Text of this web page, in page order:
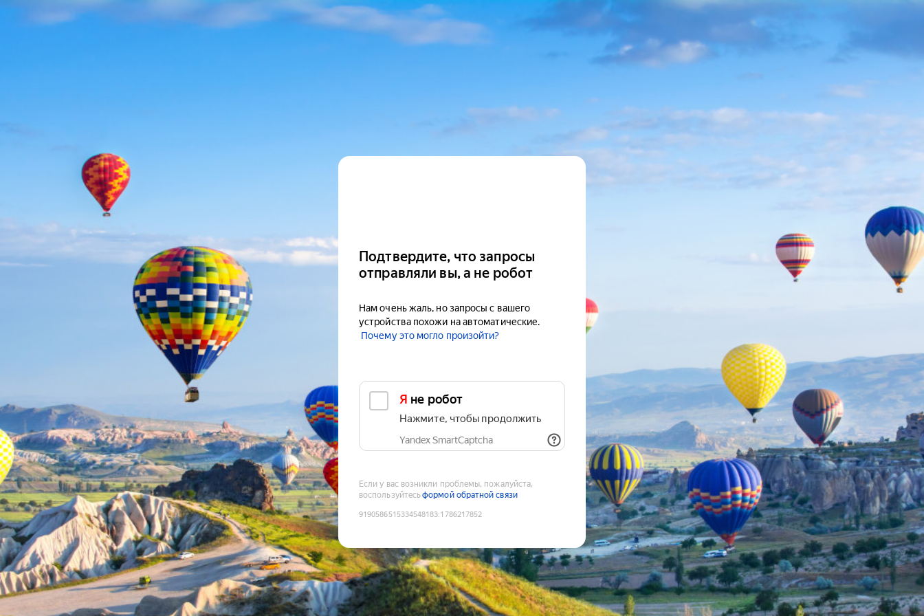
Подтвердите, что запросы
отправляли вы, а не робот
Нам очень жаль, но запросы с вашего
устройства похожи на автоматические.
Почему это могло произойти?
Я не робот
Нажмите, чтобы продолжить
Yandex SmartCaptcha
Если у вас возникли проблемы, пожалуйста,
воспользуйтесьформой обратной связи
9190586515334548183:1786217852